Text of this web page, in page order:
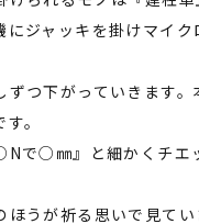
にジャッキを掛けマイク
ずつ下がっていきます。
。
で○㎜』と細かくチエ
うが祈る思いで見てい